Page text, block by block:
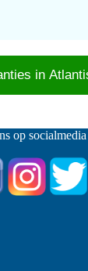
in
op socialmedia